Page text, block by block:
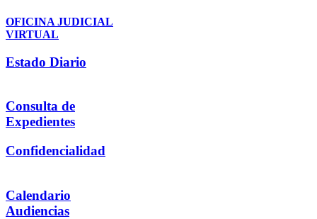
OFICINA JUDICIAL
VIRTUAL
Estado Diario
Consulta de
Expedientes
Confidencialidad
Calendario
Audiencias